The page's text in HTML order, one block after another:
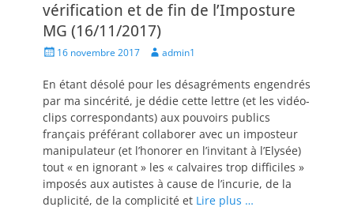
vérification et de fin de l’Imposture
MG (16/11/2017)
Posted16 novembre 2017 Author
admin1
En étant désolé pour les désagréments engendrés
par ma sincérité, je dédie cette lettre (et les vidéo-
clips correspondants) aux pouvoirs publics
français préférant collaborer avec un imposteur
manipulateur (et l’honorer en l’invitant à l’Elysée)
tout « en ignorant » les « calvaires trop difficiles »
imposés aux autistes à cause de l’incurie, de la
duplicité, de la complicité et Lire plus …